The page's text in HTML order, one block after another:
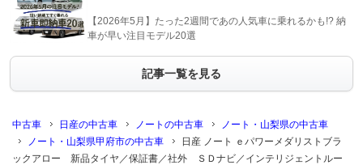
【2026年5月】たった2週間であの人気車に乗れるかも!? 納
車が早い注目モデル20選
記事一覧を見る
中古車 日産の中古車 ノートの中古車
ノート・山梨県の中古車
ノート・山梨県甲府市の中古車
日産 ノート ｅパワーメダリストブラ
ックアロー 新品タイヤ／保証書／社外 ＳＤナビ／インテリジェントルー